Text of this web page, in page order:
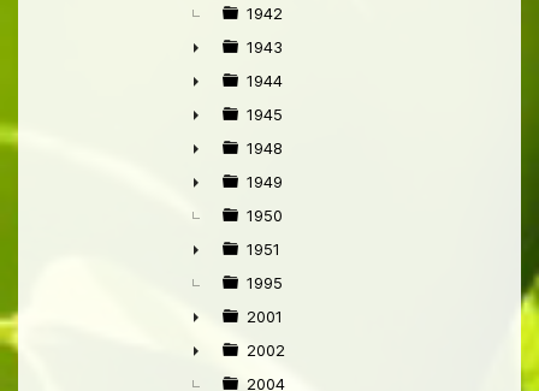
►
1942
►
1943
►
1944
►
1945
►
1948
►
1949
1950
►
1951
1995
►
2001
►
2002
2004